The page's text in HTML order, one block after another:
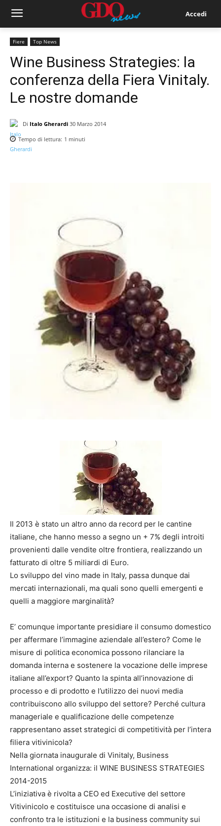
Accedi
Fiere Top News
Wine Business Strategies: la
conferenza della Fiera Vinitaly.
Le nostre domande
Di Italo Gherardi 30 Marzo 2014
Tempo di lettura: 1 minuti
Il 2013 è stato un altro anno da record per le cantine
italiane, che hanno messo a segno un + 7% degli introiti
provenienti dalle vendite oltre frontiera, realizzando un
fatturato di oltre 5 miliardi di Euro.
Lo sviluppo del vino made in Italy, passa dunque dai
mercati internazionali, ma quali sono quelli emergenti e
quelli a maggiore marginalità?
E’ comunque importante presidiare il consumo domestico
per affermare l’immagine aziendale all’estero? Come le
misure di politica economica possono rilanciare la
domanda interna e sostenere la vocazione delle imprese
italiane all’export? Quanto la spinta all’innovazione di
processo e di prodotto e l’utilizzo dei nuovi media
contribuiscono allo sviluppo del settore? Perché cultura
manageriale e qualificazione delle competenze
rappresentano asset strategici di competitività per l’intera
filiera vitivinicola?
Nella giornata inaugurale di Vinitaly, Business
International organizza: il WINE BUSINESS STRATEGIES
2014-2015
L’iniziativa è rivolta a CEO ed Executive del settore
Vitivinicolo e costituisce una occasione di analisi e
confronto tra le istituzioni e la business community sui